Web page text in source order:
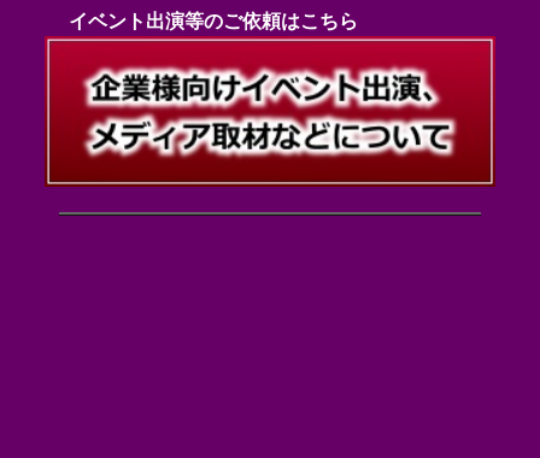
イベント出演等のご依頼はこちら